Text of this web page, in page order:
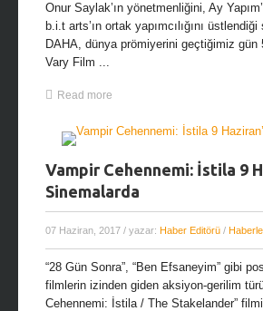
Onur Saylak’ın yönetmenliğini, Ay
b.i.t arts’ın ortak yapımcılığını
DAHA, dünya prömiyerini geçtiğimiz gün
Vary Film ...
Read more
Vampir Cehennemi: İstila 9
Sinemalarda
07 Haziran, 2017 / yazar: Haber Editörü /
“28 Gün Sonra”, “Ben Efsaneyim” gibi
filmlerin izinden giden aksiyon-gerilim
Cehennemi: İstila / The Stakelander”